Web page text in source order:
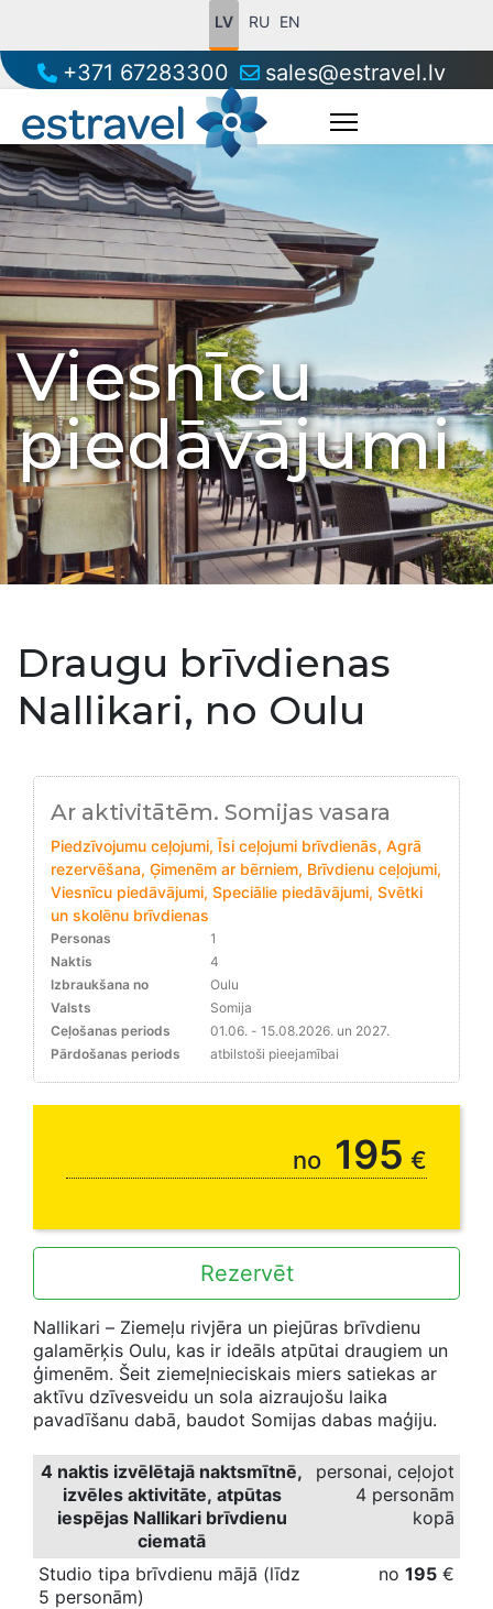
LV RU EN
+371 67283300 sales@estravel.lv
Viesnīcu
piedāvājumi
Draugu brīvdienas
Nallikari, no Oulu
Ar aktivitātēm. Somijas vasara
Piedzīvojumu ceļojumi, Īsi ceļojumi brīvdienās, Agrā
rezervēšana, Ģimenēm ar bērniem, Brīvdienu ceļojumi,
Viesnīcu piedāvājumi, Speciālie piedāvājumi, Svētki
un skolēnu brīvdienas
Personas
1
Naktis
4
Izbraukšana no
Oulu
Valsts
Somija
Ceļošanas periods
01.06. - 15.08.2026. un 2027.
Pārdošanas periods
atbilstoši pieejamībai
no 195 €
Rezervēt
Nallikari – Ziemeļu rivjēra un piejūras brīvdienu
galamērķis Oulu, kas ir ideāls atpūtai draugiem un
ģimenēm. Šeit ziemeļnieciskais miers satiekas ar
aktīvu dzīvesveidu un sola aizraujošu laika
pavadīšanu dabā, baudot Somijas dabas maģiju.
4 naktis izvēlētajā naktsmītnē,
izvēles aktivitāte, atpūtas
iespējas Nallikari brīvdienu
ciematā
personai, ceļojot
4 personām
kopā
Studio tipa brīvdienu mājā (līdz
5 personām)
no195 €